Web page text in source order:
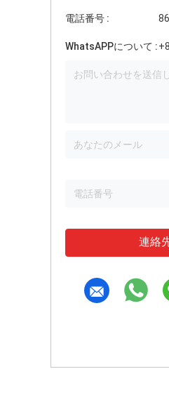
電話番号 :
WhatsAPPについて :
連絡